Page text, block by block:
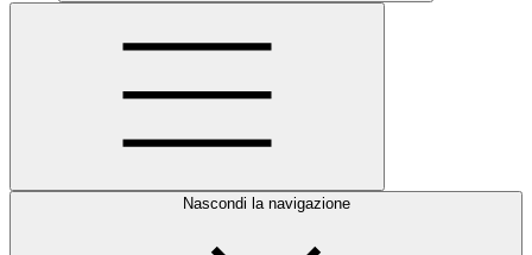
Nascondi la navigazione